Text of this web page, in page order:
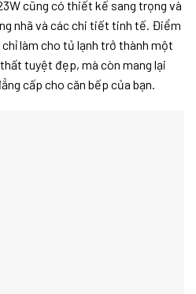
cũng có thiết kế sang trọng và
nhã và các chi tiết tinh tế. Điểm
làm cho tủ lạnh trở thành một
tuyệt đẹp, mà còn mang lại
cấp cho căn bếp của bạn.